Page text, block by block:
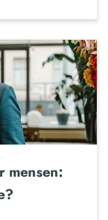
mensen: